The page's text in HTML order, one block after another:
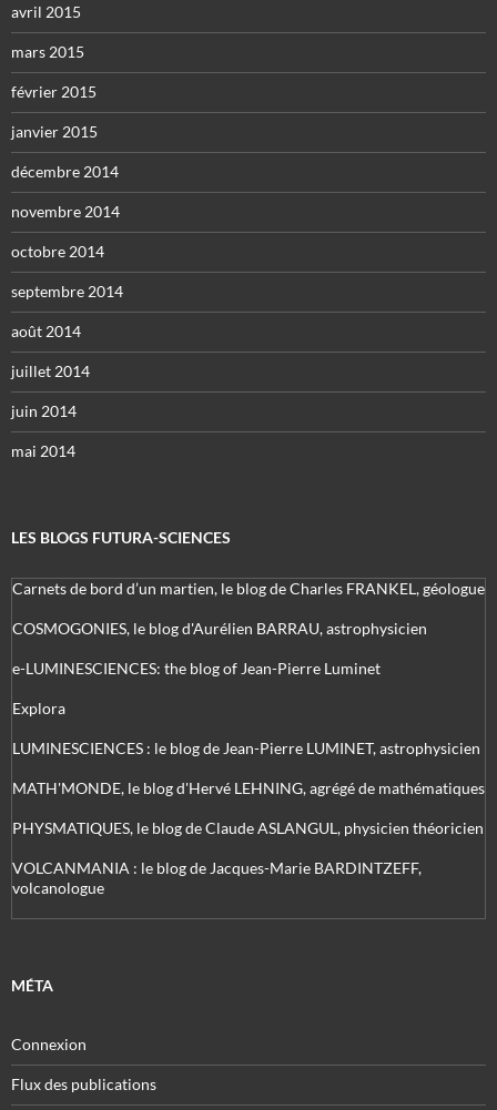
avril 2015
mars 2015
février 2015
janvier 2015
décembre 2014
novembre 2014
octobre 2014
septembre 2014
août 2014
juillet 2014
juin 2014
mai 2014
LES BLOGS FUTURA-SCIENCES
Carnets de bord d’un martien, le blog de Charles FRANKEL, géologue
COSMOGONIES, le blog d'Aurélien BARRAU, astrophysicien
e-LUMINESCIENCES: the blog of Jean-Pierre Luminet
Explora
LUMINESCIENCES : le blog de Jean-Pierre LUMINET, astrophysicien
MATH'MONDE, le blog d'Hervé LEHNING, agrégé de mathématiques
PHYSMATIQUES, le blog de Claude ASLANGUL, physicien théoricien
VOLCANMANIA : le blog de Jacques-Marie BARDINTZEFF,
volcanologue
MÉTA
Connexion
Flux des publications